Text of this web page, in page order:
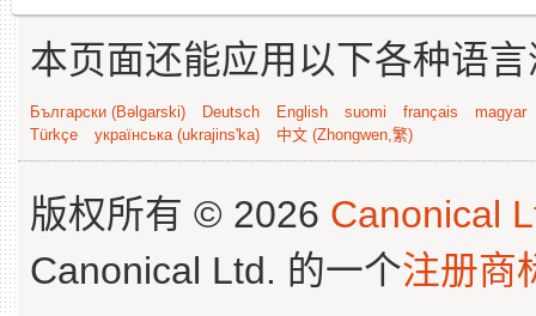
本页面还能应用以下各种语
Български (Bəlgarski) Deutsch English suomi français
magyar
Türkçe
українська (ukrajins'ka) 中文 (Zhongwen,繁)
版权所有 © 2026 Canonical
Canonical Ltd. 的一个注册商